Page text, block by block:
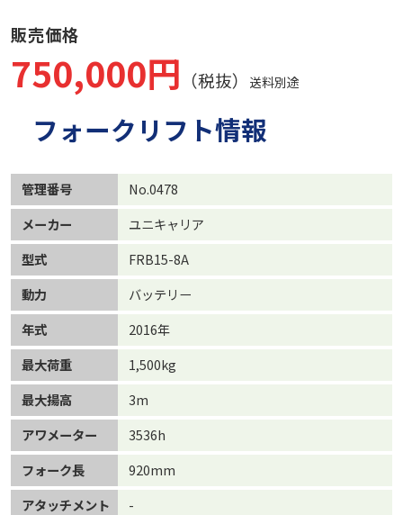
販売価格
750,000円 （税抜） 送料別途
フォークリフト情報
管理番号
No.0478
メーカー
ユニキャリア
型式
FRB15-8A
動力
バッテリー
年式
2016年
最大荷重
1,500kg
最大揚高
3m
アワメーター
3536h
フォーク長
920mm
アタッチメント
-